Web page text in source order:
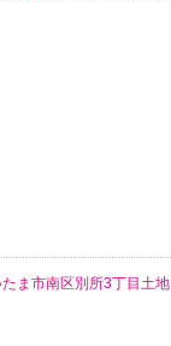
ま市南区別所3丁目土地